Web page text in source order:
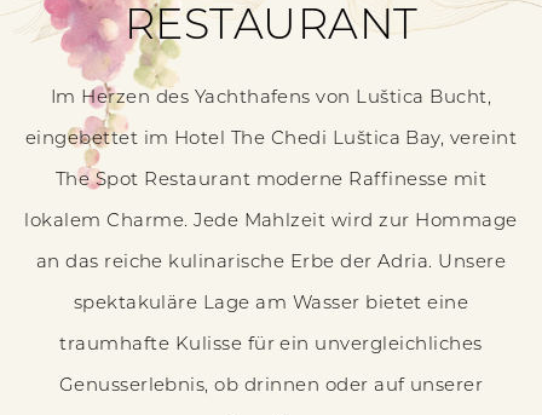
RESTAURANT
Im Herzen des Yachthafens von Luštica Bucht,
eingebettet im Hotel The Chedi Luštica Bay, vereint
The Spot Restaurant moderne Raffinesse mit
lokalem Charme. Jede Mahlzeit wird zur Hommage
an das reiche kulinarische Erbe der Adria. Unsere
spektakuläre Lage am Wasser bietet eine
traumhafte Kulisse für ein unvergleichliches
Genusserlebnis, ob drinnen oder auf unserer